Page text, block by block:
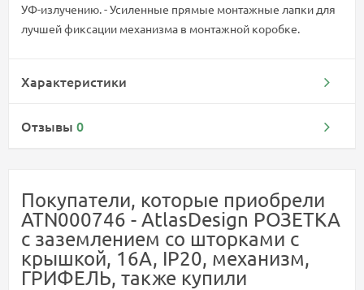
УФ-излучению. - Усиленные прямые монтажные лапки для
лучшей фиксации механизма в монтажной коробке.
Характеристики
Отзывы 0
Покупатели, которые приобрели
ATN000746 - AtlasDesign РОЗЕТКА
с заземлением со шторками с
крышкой, 16А, IP20, механизм,
ГРИФЕЛЬ, также купили